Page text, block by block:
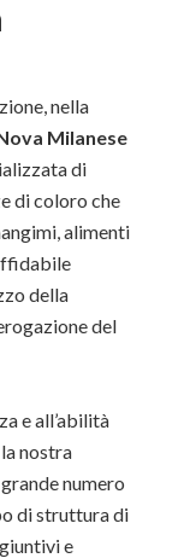
nella
Milanese
di
di coloro che
alimenti
della
del
e all’abilità
nostra
numero
di struttura di
e